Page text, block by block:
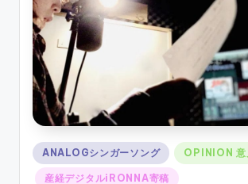
ン
グ
Posted
in
ANALOGシンガーソング OPINION 意
産経デジタルiRONNA寄稿